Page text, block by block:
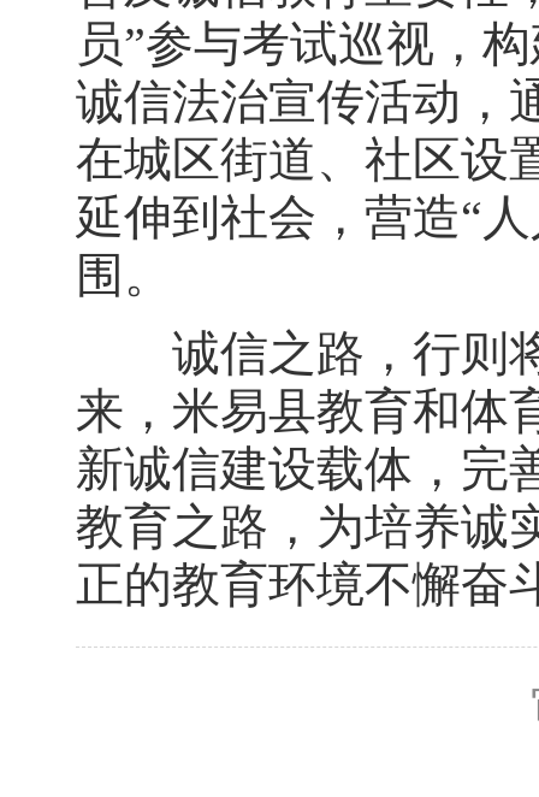
员”参与考试巡视，
诚信法治宣传活动，
在城区街道、社区设
延伸到社会，营造“
围。
诚信之路，行则将
来，米易县教育和体
新诚信建设载体，完
教育之路，为培养诚
正的教育环境不懈奋